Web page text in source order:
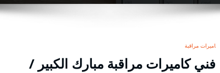
كاميرات مراقبة
فني كاميرات مراقبة مبارك الكبير /